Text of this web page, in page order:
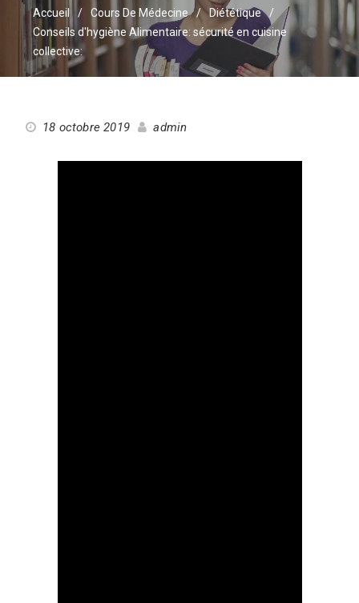
Accueil Cours De Médecine
Diététique
Conseils d'hygiène Alimentaire: sécurité en cuisine
collective:
18 octobre 2019 admin